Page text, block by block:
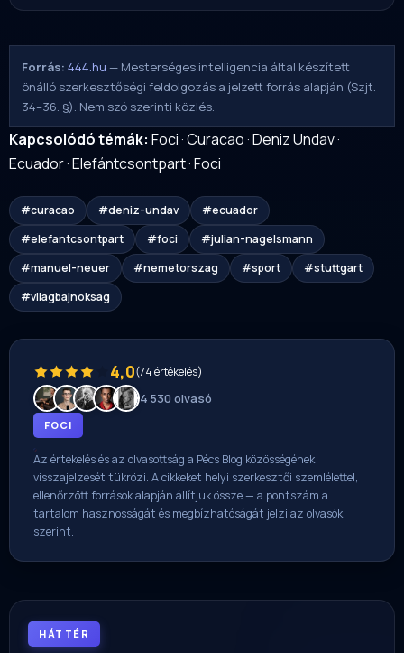
Forrás: 444.hu — Mesterséges intelligencia által készített
önálló szerkesztőségi feldolgozás a jelzett forrás alapján (Szjt.
34–36. §). Nem szó szerinti közlés.
Kapcsolódó témák: Foci·Curacao·Deniz Undav·
Ecuador·Elefántcsontpart·Foci
#curacao #deniz-undav
#ecuador
#elefantcsontpart
#foci
#julian-nagelsmann
#manuel-neuer
#nemetorszag #sport
#stuttgart
#vilagbajnoksag
4,0(74 értékelés)
4 530 olvasó
FOCI
Az értékelés és az olvasottság a Pécs Blog közösségének
visszajelzését tükrözi. A cikkeket helyi szerkesztői szemlélettel,
ellenőrzött források alapján állítjuk össze — a pontszám a
tartalom hasznosságát és megbízhatóságát jelzi az olvasók
szerint.
HÁTTÉR